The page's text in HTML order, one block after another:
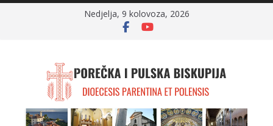
Nedjelja, 9 kolovoza, 2026